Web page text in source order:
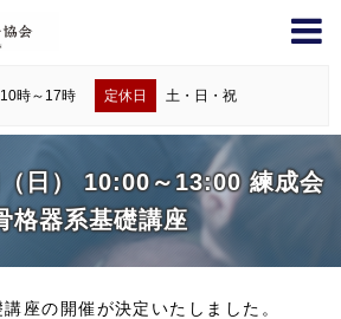
10時～17時 定休日 土・日・祝
日） 10:00～13:00 練成会
格器系基礎講座
座の開催が決定いたしました。